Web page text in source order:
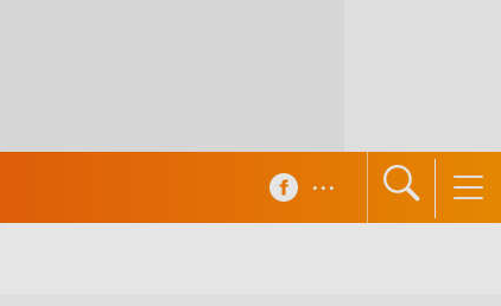
...